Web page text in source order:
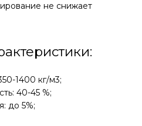
не снижает
1400 кг/м3;
40-45 %;
до 5%;